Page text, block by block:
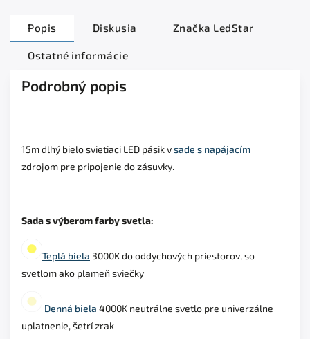
Popis Diskusia Značka LedStar
Ostatné informácie
Podrobný popis
15m dlhý bielo svietiaci LED pásik vsade s napájacím
zdrojom pre pripojenie do zásuvky.
Sada s výberom farby svetla:
Teplá biela 3000K do oddychových priestorov, so
svetlom ako plameň sviečky
Denná biela 4000K neutrálne svetlo pre univerzálne
uplatnenie, šetrí zrak